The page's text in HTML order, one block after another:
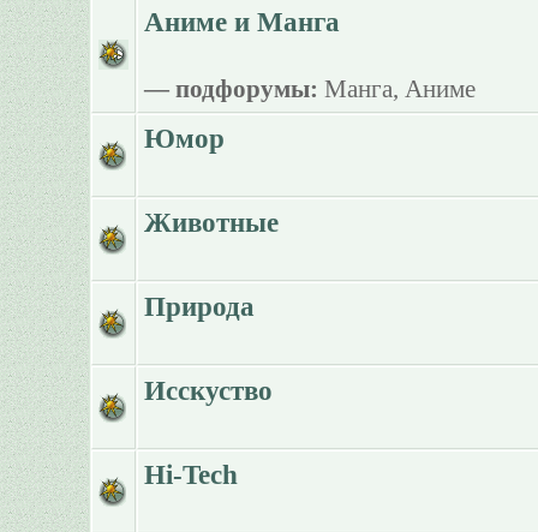
Аниме и Манга
— подфорумы: Манга, Аниме
Юмор
Животные
Природа
Исскуство
Hi-Tech